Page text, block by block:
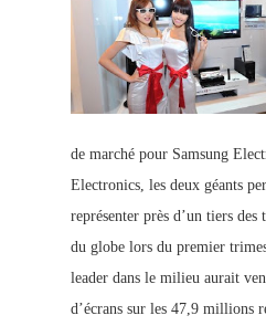
de marché pour Samsung
Electronics, les deux géants
représenter près d’un tiers des
du globe lors du premier
leader dans le milieu aurait
d’écrans sur les 47,9 millions